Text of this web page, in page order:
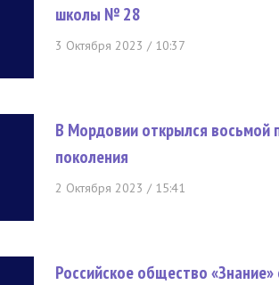
школы № 28
3 Октября 2023 / 10:37
В Мордовии открылся восьмой
поколения
2 Октября 2023 / 15:41
Российское общество